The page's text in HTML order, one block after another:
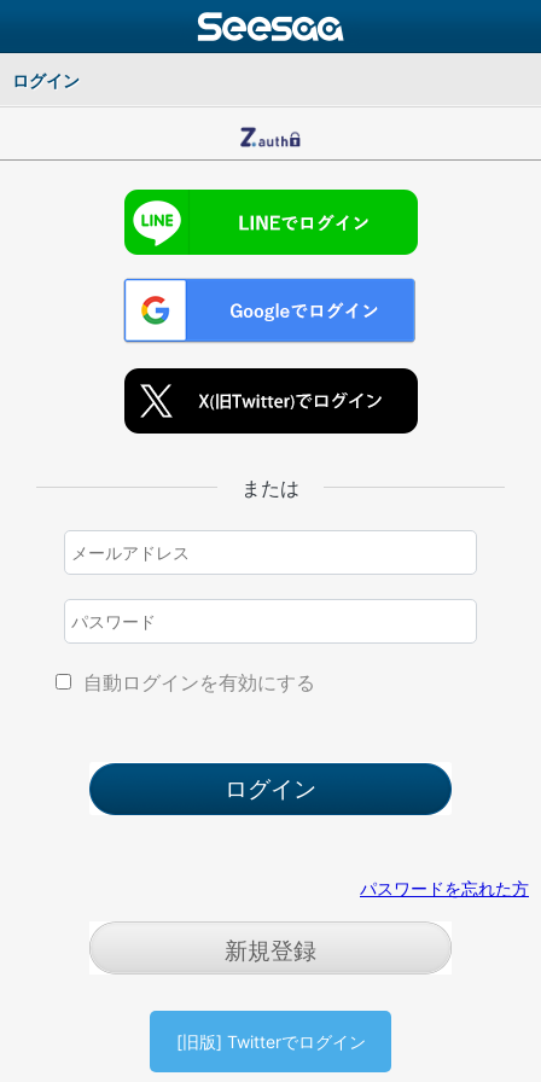
ログイン
または
自動ログインを有効にする
パスワードを忘れた方
新規登録
[旧版] Twitterでログイン